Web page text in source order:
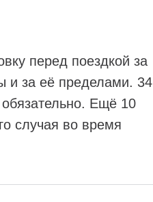
перед поездкой за
и за её пределами. 34
обязательно. Ещё 10
случая во время